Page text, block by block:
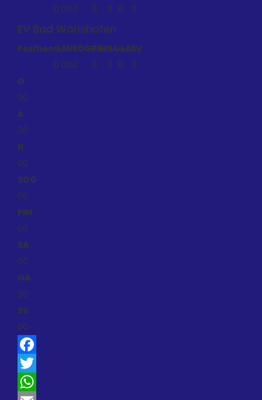
0 000 0 0 0 0
EV Bad Wörishofen
PositionGAHSOGPIMSAGASV
0 000 0 0 0
0
G
00
A
00
H
00
SOG
00
PIM
00
SA
00
GA
00
SV
00
Facebook
Twitter